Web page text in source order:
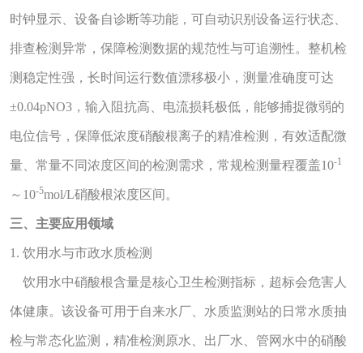
时钟显示、设备自诊断等功能，可自动识别设备运行状态、
排查检测异常，保障检测数据的规范性与可追溯性。整机检
测稳定性强，长时间运行数值漂移极小，测量准确度可达
±0.04pNO3，输入阻抗高、电流损耗极低，能够捕捉微弱的
电位信号，保障低浓度硝酸根离子的精准检测，有效适配微
量、常量不同浓度区间的检测需求，常规检测量程覆盖10-1
～10-5mol/L硝酸根浓度区间。
三、主要应用领域
1. 饮用水与市政水质检测
饮用水中硝酸根含量是核心卫生检测指标，超标会危害人
体健康。该设备可用于自来水厂、水质监测站的日常水质抽
检与常态化监测，精准检测原水、出厂水、管网水中的硝酸